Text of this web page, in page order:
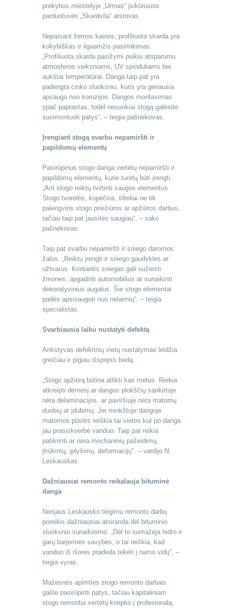
prekybos miestelyje „Urmas“ įsikūrusios
parduotuvės „Skardvila“ atstovas.
Nepaisant žemos kainos, profiliuota skarda yra
kokybiškas ir ilgaamžis pasirinkimas.
„Profiliuota skarda pasižymi puikiu atsparumu
atmosferos veiksniams, UV spinduliams bei
aukštai temperatūrai. Danga taip pat yra
padengta cinko sluoksniu, kuris yra geriausia
apsauga nuo korozijos. Dangos montavimas
ypač paprastas, todėl nesunkiai stogą galėsite
susimontuoti patys“, – teigia pašnekovas.
Įrengiant stogą svarbu nepamiršti ir
papildomų elementų
Pasirūpinus stogo danga vertėtų nepamiršti ir
papildomų elementų, kurie turėtų būti įrengti.
„Ant stogo reiktų tvirtinti saugos elementus.
Stogo tvorelės, kopėčios, tilteliai ne tik
palengvins stogo priežiūros ar apžiūros darbus,
tačiau taip pat jausitės saugiau“, – sako
pašnekovas.
Taip pat svarbu nepamiršti ir sniego daromos
žalos. „Reiktų įrengti ir sniego gaudykles ar
užtvarus. Krintantis sniegas gali sužeisti
žmones, apgadinti automobilius ar sunaikinti
dekoratyvinius augalus. Šie stogo elementai
padės apsisaugoti nuo nelaimių“, – teigia
specialistas.
Svarbiausia laiku nustatyti defektą
Ankstyvas defektinių vietų nustatymas leidžia
greičiau ir pigiau išspręsti bėdą.
„Stogo apžiūrą būtina atlikti kas metus. Reikia
atkreipti dėmesį ar dangos plokščių sankirtoje
nėra delaminacijos, ar paviršiuje nėra matomų
duobių ar įdubimų. Jei minkštoje dangoje
matomos pūslės reiškia tai vietos kur po danga
jau prasiskverbė vanduo. Taip pat reikia
patikrinti ar nėra mechaninių pažeidimų,
įtrūkimų, įplyšimų, deformacijų“, – vardijo N.
Leskauskas.
Dažniausiai remonto reikalauja bituminė
danga
Nerijaus Leskausko teigimu remonto darbų
poreikis dažniausiai atsiranda dėl bituminio
sluoksnio sunaikinimo. „Dėl to sumažėja hidro ir
garų barjerinės savybės, o tai reiškia, kad
vanduo iš išorės pradeda tekėti į namo vidų“, –
teigia vyras.
Mažesnės apimties stogo remonto darbais
galite pasirūpinti patys, tačiau kapitaliniam
stogo remontui vertėtų kreiptis į profesionalą.